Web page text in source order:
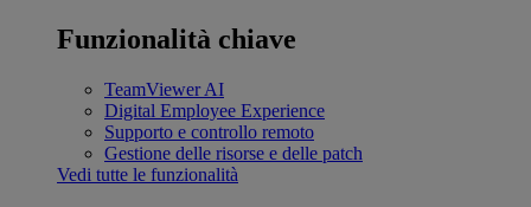
Funzionalità chiave
TeamViewer AI
Digital Employee Experience
Supporto e controllo remoto
Gestione delle risorse e delle patch
Vedi tutte le funzionalità